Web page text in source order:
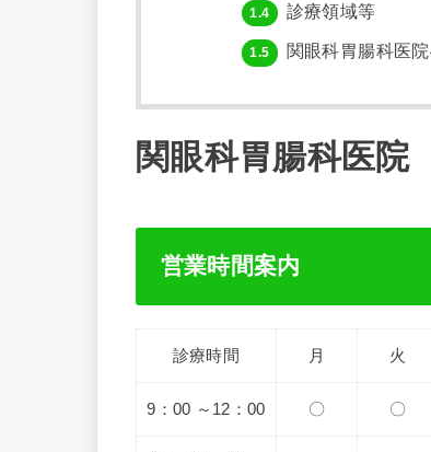
1.4 診療領域等
1.5 関眼科胃腸科医
関眼科胃腸科医院
営業時間案内
診療時間 月 火
9：00 ～12：00 〇 〇